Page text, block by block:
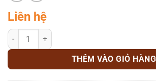
Liên hệ
Máy khuấy mỹ phẩm 50 lít số lượng
THÊM VÀO GIỎ HÀNG